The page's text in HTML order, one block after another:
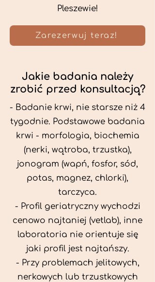
Pleszewie!
Zarezerwuj teraz!
Jakie badania należy
zrobić przed konsultacją?
- Badanie krwi, nie starsze niż 4
tygodnie. Podstawowe badania
krwi - morfologia, biochemia
(nerki, wątroba, trzustka),
jonogram (wapń, fosfor, sód,
potas, magnez, chlorki),
tarczyca.
- Profil geriatryczny wychodzi
cenowo najtaniej (vetlab), inne
laboratoria nie orientuje się
jaki profil jest najtańszy.
- Przy problemach jelitowych,
nerkowych lub trzustkowych